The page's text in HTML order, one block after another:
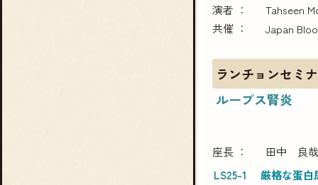
演者
Tahseen
共催
Japan
ランチョンセミ
ループス腎炎
座長
田中 良哉
LS25-1
厳格な蛋白